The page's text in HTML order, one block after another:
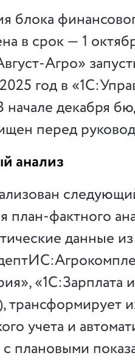
блока
в срок — 1
Агро»
год в
начале декабря
перед
анализ
план-фактного
данные
«1С:Зарплата
трансформирует
учета и
с плановыми